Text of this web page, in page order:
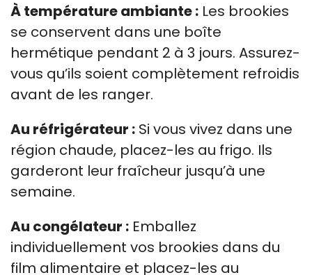
À température ambiante : Les brookies
se conservent dans une boîte
hermétique pendant 2 à 3 jours. Assurez-
vous qu’ils soient complètement refroidis
avant de les ranger.
Au réfrigérateur : Si vous vivez dans une
région chaude, placez-les au frigo. Ils
garderont leur fraîcheur jusqu’à une
semaine.
Au congélateur : Emballez
individuellement vos brookies dans du
film alimentaire et placez-les au